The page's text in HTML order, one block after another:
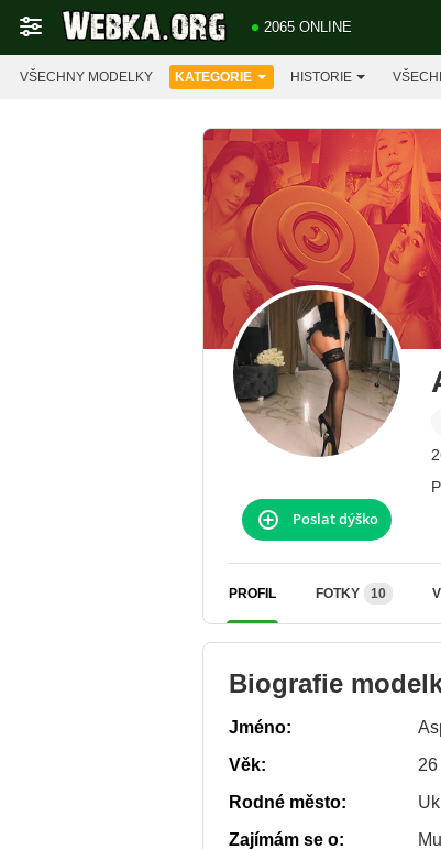
2065 ONLINE
VŠECHNY MODELKY KATEGORIE HISTORIE
Poslat dýško
PROFIL FOTKY 10
Biografie
Jméno:
Věk:
Rodné město:
Zajímám se o: